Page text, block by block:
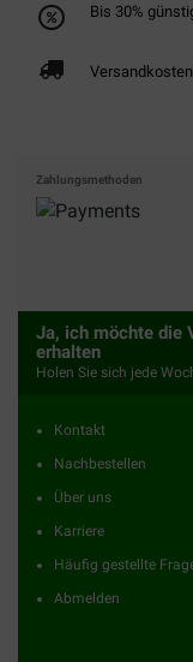
Bis 30%
Zahlungsmethoden
Ja, ich möchte die
erhalten
Holen Sie sich jede
Kontakt
Nachbestellen
Über uns
Karriere
Häufig gestellte
Abmelden